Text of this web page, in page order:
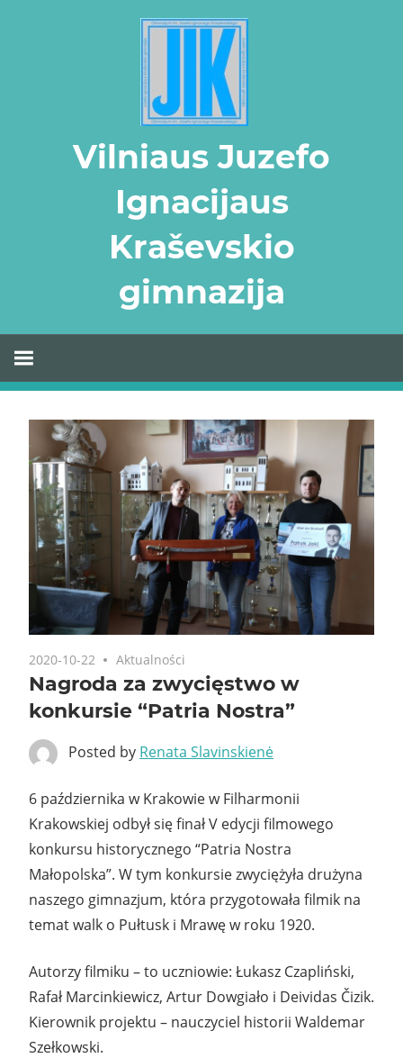
Vilniaus Juzefo
Ignacijaus
Kraševskio
gimnazija
2020-10-22 Aktualności
Nagroda za zwycięstwo w
konkursie “Patria Nostra”
Posted by Renata Slavinskienė
6 października w Krakowie w Filharmonii
Krakowskiej odbył się finał V edycji filmowego
konkursu historycznego “Patria Nostra
Małopolska”. W tym konkursie zwyciężyła drużyna
naszego gimnazjum, która przygotowała filmik na
temat walk o Pułtusk i Mrawę w roku 1920.
Autorzy filmiku – to uczniowie: Łukasz Czapliński,
Rafał Marcinkiewicz, Artur Dowgiało i Deividas Čizik.
Kierownik projektu – nauczyciel historii Waldemar
Szełkowski.